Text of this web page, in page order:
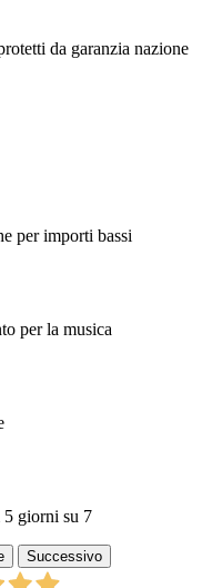
da garanzia nazione
per importi bassi
per la musica
5 giorni su 7
Successivo